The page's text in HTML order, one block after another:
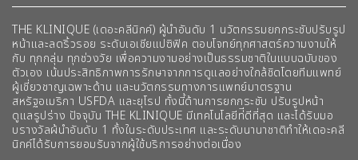
THE KLINIQUE (เดอะคลีนิกค์) ผู้นำอันดับ 1 นวัตกรรมยกกระชับปรับรูป
หน้าและลดริ้วรอย ระดับเอเชียแปซิฟิค ตอบโจทย์ทุกศาสตร์ความงามให้
กับ ทุกกลุ่ม ทุกช่วงวัย เพื่อความงามอย่างเป็นธรรมชาติในแบบฉบับของ
ตัวเอง เน้นประสิทธิภาพการรักษาจากการดูแลอย่างใกล้ชิดโดยทีมแพทย์
ผู้เชี่ยวชาญเฉพาะด้าน และนวัตกรรมทางการแพทย์มาตรฐาน
สหรัฐอเมริกา USFDA และยุโรป ทั้งนี้ด้านการยกกระชับ ปรับรูปหน้า
ดูแลรูปร่าง ปัจจุบัน THE KLINIQUE มีเทคโนโลยีท่ีดีที่สุด และได้รับมอ
บรางวัลผ้นำอันดับ 1 ทั้งในระดับประเทศ และระดับนานาชาติทําให้เดอะคลี
นิกค์ได้รับการยอมรับจากผู้ใช้บริการอย่างต่อเนื่อง